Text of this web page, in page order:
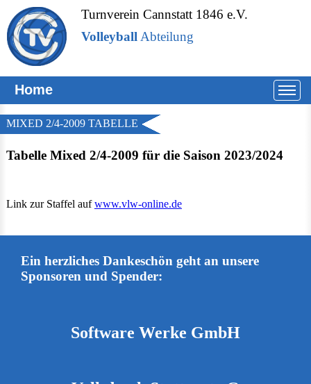
Turnverein Cannstatt 1846 e.V.
Volleyball Abteilung
Home
MIXED 2/4-2009 TABELLE
Tabelle Mixed 2/4-2009 für die Saison 2023/2024
Link zur Staffel aufwww.vlw-online.de
Ein herzliches Dankeschön geht an unsere
Sponsoren und Spender:
Software Werke GmbH